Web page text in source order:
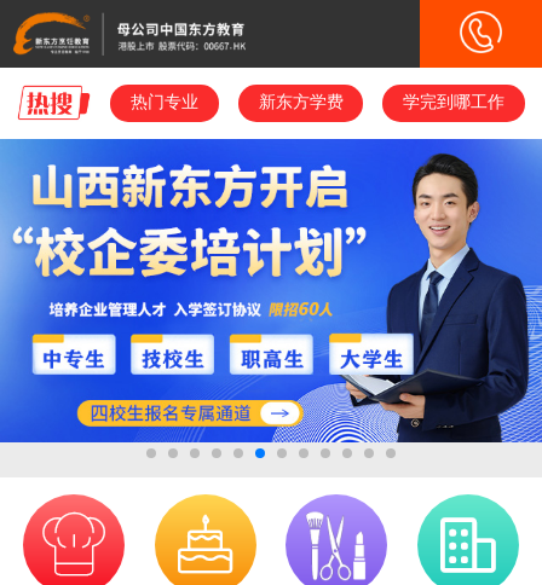
热门专业 新东方学费 学完到哪工作
热门专业 新东方学费 学完到哪工作
